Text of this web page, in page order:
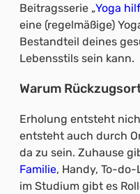
Beitragsserie „Yoga
eine (regelmäßige)
Bestandteil deines
Lebensstils sein kann.
Warum
Erholung entsteht
entsteht auch durch
da zu sein. Zuhause
Familie, Handy, To-
im Studium gibt es